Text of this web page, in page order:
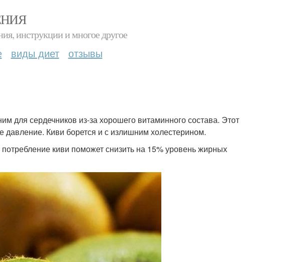
инструкции и многое другое
виды диет отзывы
для сердечников из-за хорошего витаминного состава. Этот
давление. Киви борется и с излишним холестерином.
киви поможет снизить на 15% уровень жирных